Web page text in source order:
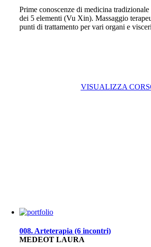
Prime conoscenze di medicina
dei 5 elementi (Vu Xin). Massaggio
punti di trattamento per vari organi e
VISUALIZZA
008. Arteterapia (6 incontri)
MEDEOT LAURA